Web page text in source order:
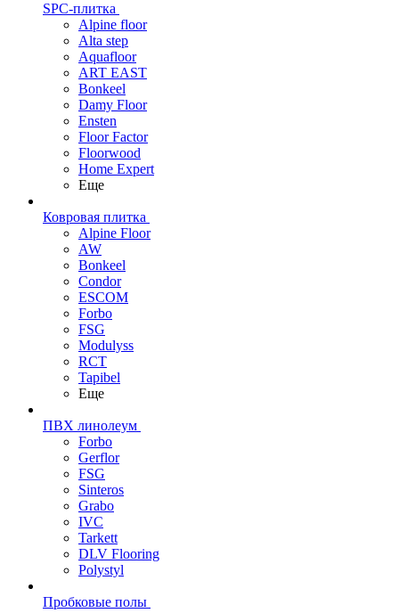
SPC-плитка
Alpine floor
Alta step
Aquafloor
ART EAST
Bonkeel
Damy Floor
Ensten
Floor Factor
Floorwood
Home Expert
Еще
Ковровая плитка
Alpine Floor
AW
Bonkeel
Condor
ESCOM
Forbo
FSG
Modulyss
RCT
Tapibel
Еще
ПВХ линолеум
Forbo
Gerflor
FSG
Sinteros
Grabo
IVC
Tarkett
DLV Flooring
Polystyl
Пробковые полы